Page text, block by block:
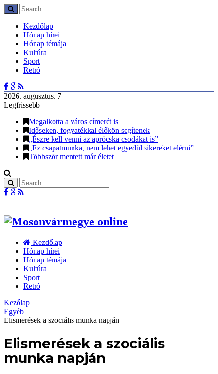
Kezdőlap
Hónap hírei
Hónap témája
Kultúra
Sport
Retró
2026. augusztus. 7
Legfrissebb
Megalkotta a város címerét is
Időseken, fogyatékkal élőkön segítenek
„Észre kell venni az aprócska csodákat is”
„Ez csapatmunka, nem lehet egyedül sikereket elérni”
Többször mentett már életet
Kezdőlap
Hónap hírei
Hónap témája
Kultúra
Sport
Retró
Kezőlap
Egyéb
Elismerések a szociális munka napján
Elismerések a szociális
munka napján